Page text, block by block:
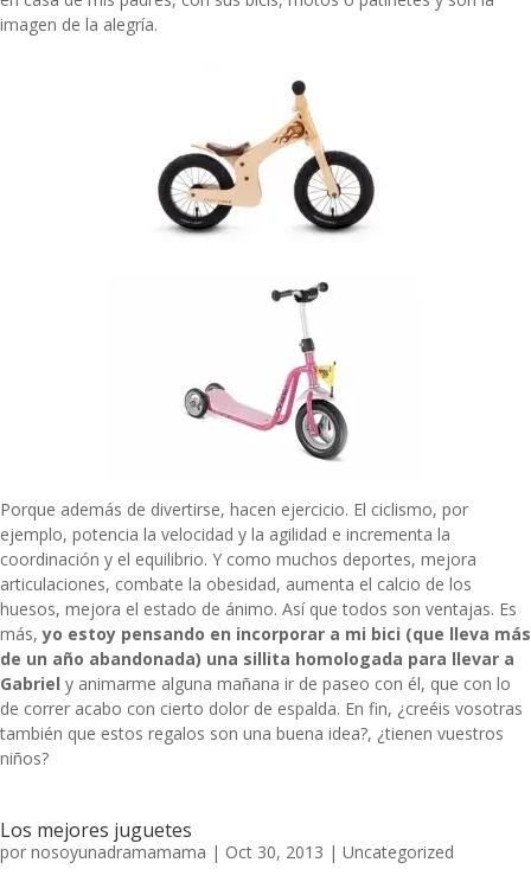
imagen de la alegría.
Porque además de divertirse, hacen ejercicio. El ciclismo, por
ejemplo, potencia la velocidad y la agilidad e incrementa la
coordinación y el equilibrio. Y como muchos deportes, mejora
articulaciones, combate la obesidad, aumenta el calcio de los
huesos, mejora el estado de ánimo. Así que todos son ventajas. Es
más,yo estoy pensando en incorporar a mi bici (que lleva más
de un año abandonada) una sillita homologada para llevar a
Gabriel y animarme alguna mañana ir de paseo con él, que con lo
de correr acabo con cierto dolor de espalda. En fin, ¿creéis vosotras
también que estos regalos son una buena idea?, ¿tienen vuestros
niños?
Los mejores juguetes
por nosoyunadramamama | Oct 30, 2013 | Uncategorized